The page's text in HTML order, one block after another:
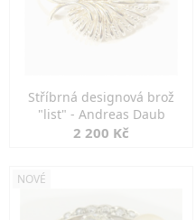
Stříbrná designová brož
"list" - Andreas Daub
2 200 Kč
NOVÉ